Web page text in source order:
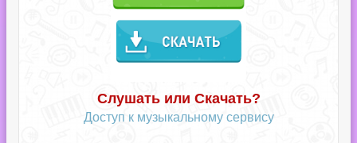
Слушать или Скачать?
Доступ к музыкальному сервису